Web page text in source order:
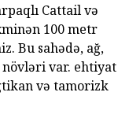
Cattail və
100 metr
Bu sahədə, ağ,
var. ehtiyat
və tamorizk